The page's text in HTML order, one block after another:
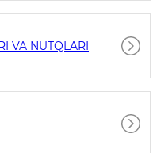
VA NUTQLARI